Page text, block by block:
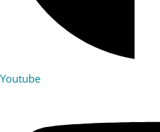
Youtube